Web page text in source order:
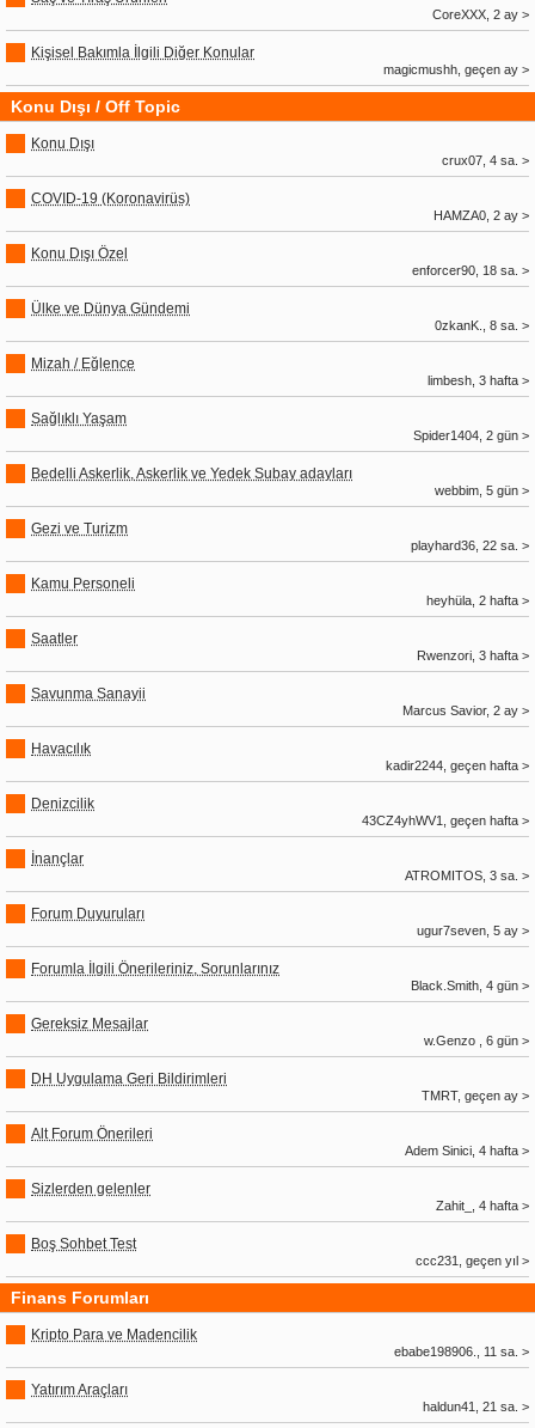
CoreXXX, 2 ay >
Kişisel Bakımla İlgili Diğer Konular
magicmushh, geçen ay >
Konu Dışı / Off Topic
Konu Dışı
crux07, 4 sa. >
COVID-19 (Koronavirüs)
HAMZA0, 2 ay >
Konu Dışı Özel
enforcer90, 18 sa. >
Ülke ve Dünya Gündemi
0zkanK., 8 sa. >
Mizah / Eğlence
limbesh, 3 hafta >
Sağlıklı Yaşam
Spider1404, 2 gün >
Bedelli Askerlik, Askerlik ve Yedek Subay adayları
webbim, 5 gün >
Gezi ve Turizm
playhard36, 22 sa. >
Kamu Personeli
heyhüla, 2 hafta >
Saatler
Rwenzori, 3 hafta >
Savunma Sanayii
Marcus Savior, 2 ay >
Havacılık
kadir2244, geçen hafta >
Denizcilik
43CZ4yhWV1, geçen hafta >
İnançlar
ATROMITOS, 3 sa. >
Forum Duyuruları
ugur7seven, 5 ay >
Forumla İlgili Önerileriniz, Sorunlarınız
Black.Smith, 4 gün >
Gereksiz Mesajlar
w.Genzo , 6 gün >
DH Uygulama Geri Bildirimleri
TMRT, geçen ay >
Alt Forum Önerileri
Adem Sinici, 4 hafta >
Sizlerden gelenler
Zahit_, 4 hafta >
Boş Sohbet Test
ccc231, geçen yıl >
Finans Forumları
Kripto Para ve Madencilik
ebabe198906., 11 sa. >
Yatırım Araçları
haldun41, 21 sa. >